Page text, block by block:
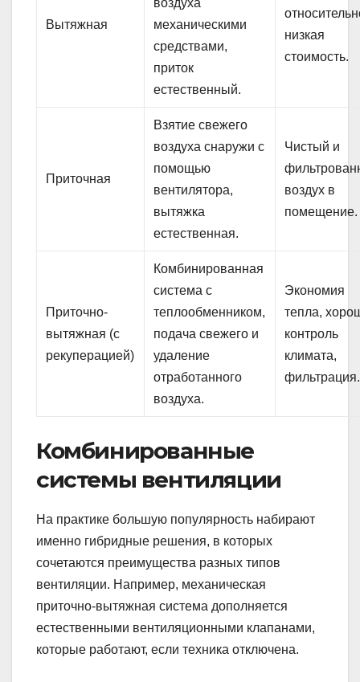
Вытяжная
механическими
средствами,
приток
естественный.
низкая
стоимость.
Приточная
Взятие свежего
воздуха снаружи с
помощью
вентилятора,
вытяжка
естественная.
Чистый и
воздух в
помещение.
Приточно-
вытяжная (с
рекуперацией)
Комбинированная
система с
теплообменником,
подача свежего и
удаление
отработанного
воздуха.
Экономия
тепла,
контроль
климата,
фильтрация.
Комбинированные
системы вентиляции
На практике большую популярность набирают
именно гибридные решения, в которых
сочетаются преимущества разных типов
вентиляции. Например, механическая
приточно-вытяжная система дополняется
естественными вентиляционными клапанами,
которые работают, если техника отключена.